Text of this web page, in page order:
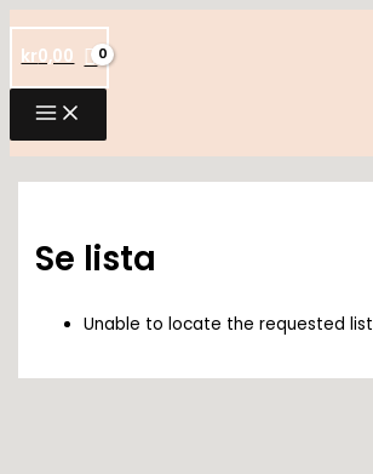
till
innehåll
kr0,00
Se lista
Unable to locate the requested list